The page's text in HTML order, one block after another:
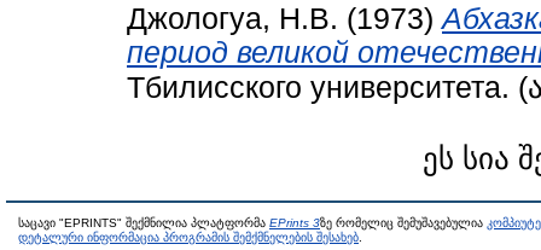
Джологуа, Н.В. (1973)
период великой
Тбилисского
ეს სია
საცავი "EPRINTS" შექმნილია პლატფორმა EPrints 3ზე რომელიც შემუშავებულია
დეტალური ინფორმაცია პროგრამის შემქმნელების შესახებ